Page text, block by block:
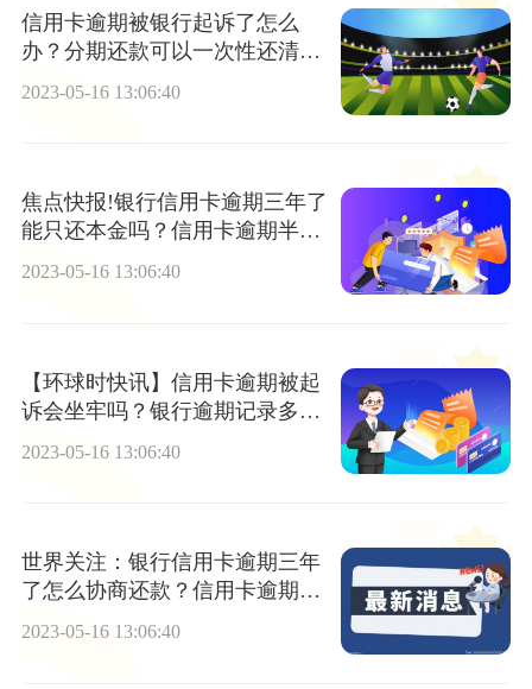
信用卡逾期被银行起诉了怎么
办？分期还款可以一次性还清
2023-05-16 13:06:40
焦点快报!银行信用卡逾期三年了
能只还本金吗？信用卡逾期半年
还清卡还能用吗?
2023-05-16 13:06:40
【环球时快讯】信用卡逾期被起
诉会坐牢吗？银行逾期记录多久
2023-05-16 13:06:40
世界关注：银行信用卡逾期三年
了怎么协商还款？信用卡逾期两
个月怎么样?
2023-05-16 13:06:40